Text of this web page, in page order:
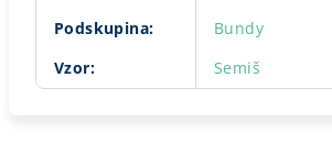
Podskupina:
Bundy
Vzor: Semiš